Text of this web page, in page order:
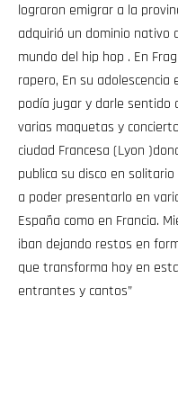
lograron emigrar a la
adquirió un dominio nativo
mundo del hip hop . En
rapero, En su
podía jugar y darle sentido
varias maquetas y
ciudad Francesa (Lyon
publica su disco en
a poder presentarlo en
España como en Francia.
iban dejando restos en
que transforma hoy en esta
entrantes y cantos”